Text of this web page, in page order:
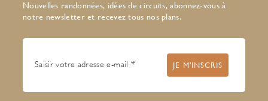
Nouvelles randonnées, idées de circuits, abonnez-vous à
notre newsletter et recevez tous nos plans.